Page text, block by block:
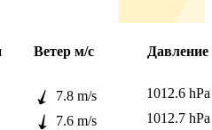
Ветер м/с
7.8 m/s
1012.6 hPa
7.6 m/s
1012.7 hPa